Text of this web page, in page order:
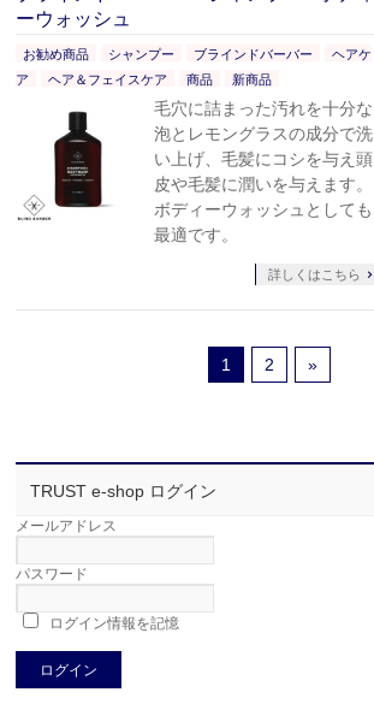
ーウォッシュ
お勧め商品 シャンプー ブラインドバーバー
ヘアケ
ア
ヘア＆フェイスケア 商品 新商品
毛穴に詰まった汚れを十分な
泡とレモングラスの成分で洗
い上げ、毛髪にコシを与え頭
皮や毛髪に潤いを与えます。
ボディーウォッシュとしても
最適です。
詳しくはこちら
1 2 »
TRUST e-shop ログイン
メールアドレス
パスワード
ログイン情報を記憶